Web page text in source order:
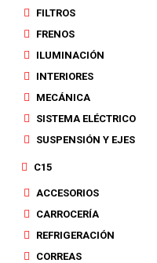
FILTROS
FRENOS
ILUMINACIÓN
INTERIORES
MECÁNICA
SISTEMA ELÉCTRICO
SUSPENSIÓN Y EJES
C15
ACCESORIOS
CARROCERÍA
REFRIGERACIÓN
CORREAS